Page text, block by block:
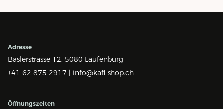
Adresse
Baslerstrasse 12, 5080 Laufenburg
+41 62 875 2917 | info@kafi-shop.ch
Öffnungszeiten